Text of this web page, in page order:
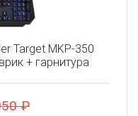
Target MKP-350
+ гарнитура
₽